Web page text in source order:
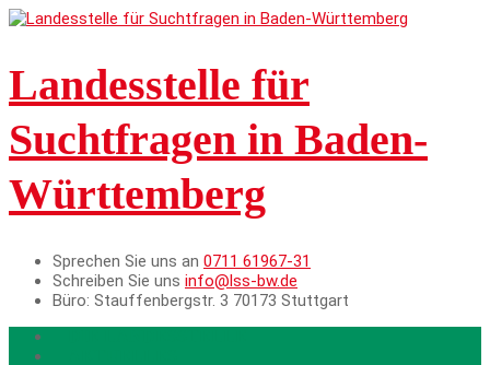
Landesstelle für
Suchtfragen in Baden-
Württemberg
Sprechen Sie uns an 0711 61967-31
Schreiben Sie uns info@lss-bw.de
Büro: Stauffenbergstr. 3 70173 Stuttgart